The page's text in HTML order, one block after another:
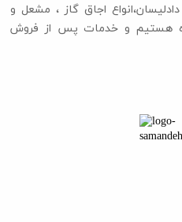
اجاق گاز ،​​​​​​​ مشعل و
هستیم و خدمات پس از فروش